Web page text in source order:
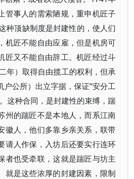
管事人的需索陋规，重申机匠子
种顶缺制度是封建性的，使人们
机匠不能自由应雇，但是机房可
匠又不能自由辞工。机匠经过斗
年）取得自由揽工的权利，但承
户公所）出立字据，保证“安分工
这种合同，是封建性的束缚，踹
州的踹匠不是本地人，而系江南
徽人，他们多靠乡亲关系，联带
请人作保，入坊后还要实行连环
者也受牵联，这就是踹匠与坊主
就是这些浓厚的封建因素，限制